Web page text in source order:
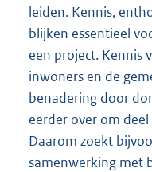
leiden. Kennis,
blijken essentieel
een project. Kennis
inwoners en de
benadering door
eerder over om
Daarom zoekt
samenwerking met